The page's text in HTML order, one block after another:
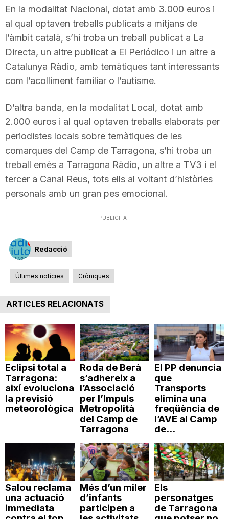
g
o
n
a
En la modalitat Nacional, dotat amb 3.000 euros i
al qual optaven treballs publicats a mitjans de
l’àmbit català, s’hi troba un treball publicat a La
Directa, un altre publicat a El Periódico i un altre a
Catalunya Ràdio, amb temàtiques tant interessants
com l’acolliment familiar o l’autisme.
D’altra banda, en la modalitat Local, dotat amb
2.000 euros i al qual optaven treballs elaborats per
periodistes locals sobre temàtiques de les
comarques del Camp de Tarragona, s’hi troba un
treball emès a Tarragona Ràdio, un altre a TV3 i el
tercer a Canal Reus, tots ells al voltant d’històries
personals amb un gran pes emocional.
PUBLICITAT
Redacció
Últimes notícies Cròniques
ARTICLES RELACIONATS
Eclipsi total a
Tarragona:
així evoluciona
la previsió
meteorològica
Roda de Berà
s’adhereix a
l’Associació
per l’Impuls
Metropolità
del Camp de
Tarragona
El PP denuncia
que
Transports
elimina una
freqüència de
l’AVE al Camp
de...
Salou reclama
una actuació
immediata
Més d’un miler
d’infants
participen a
Els
personatges
de Tarragona